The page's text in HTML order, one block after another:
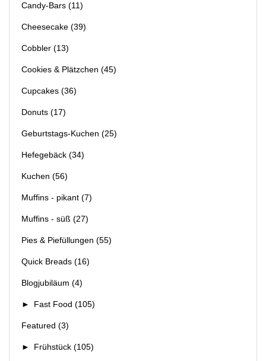
Candy-Bars (11)
Cheesecake (39)
Cobbler (13)
Cookies & Plätzchen (45)
Cupcakes (36)
Donuts (17)
Geburtstags-Kuchen (25)
Hefegebäck (34)
Kuchen (56)
Muffins - pikant (7)
Muffins - süß (27)
Pies & Piefüllungen (55)
Quick Breads (16)
Blogjubiläum (4)
► Fast Food (105)
Featured (3)
► Frühstück (105)